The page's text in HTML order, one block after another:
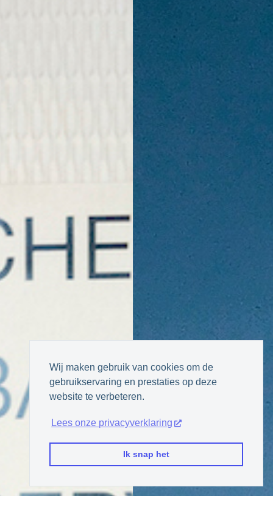
Wij maken gebruik van cookies om de
gebruikservaring en prestaties op deze
website te verbeteren.
Lees onze privacyverklaring
Ik snap het